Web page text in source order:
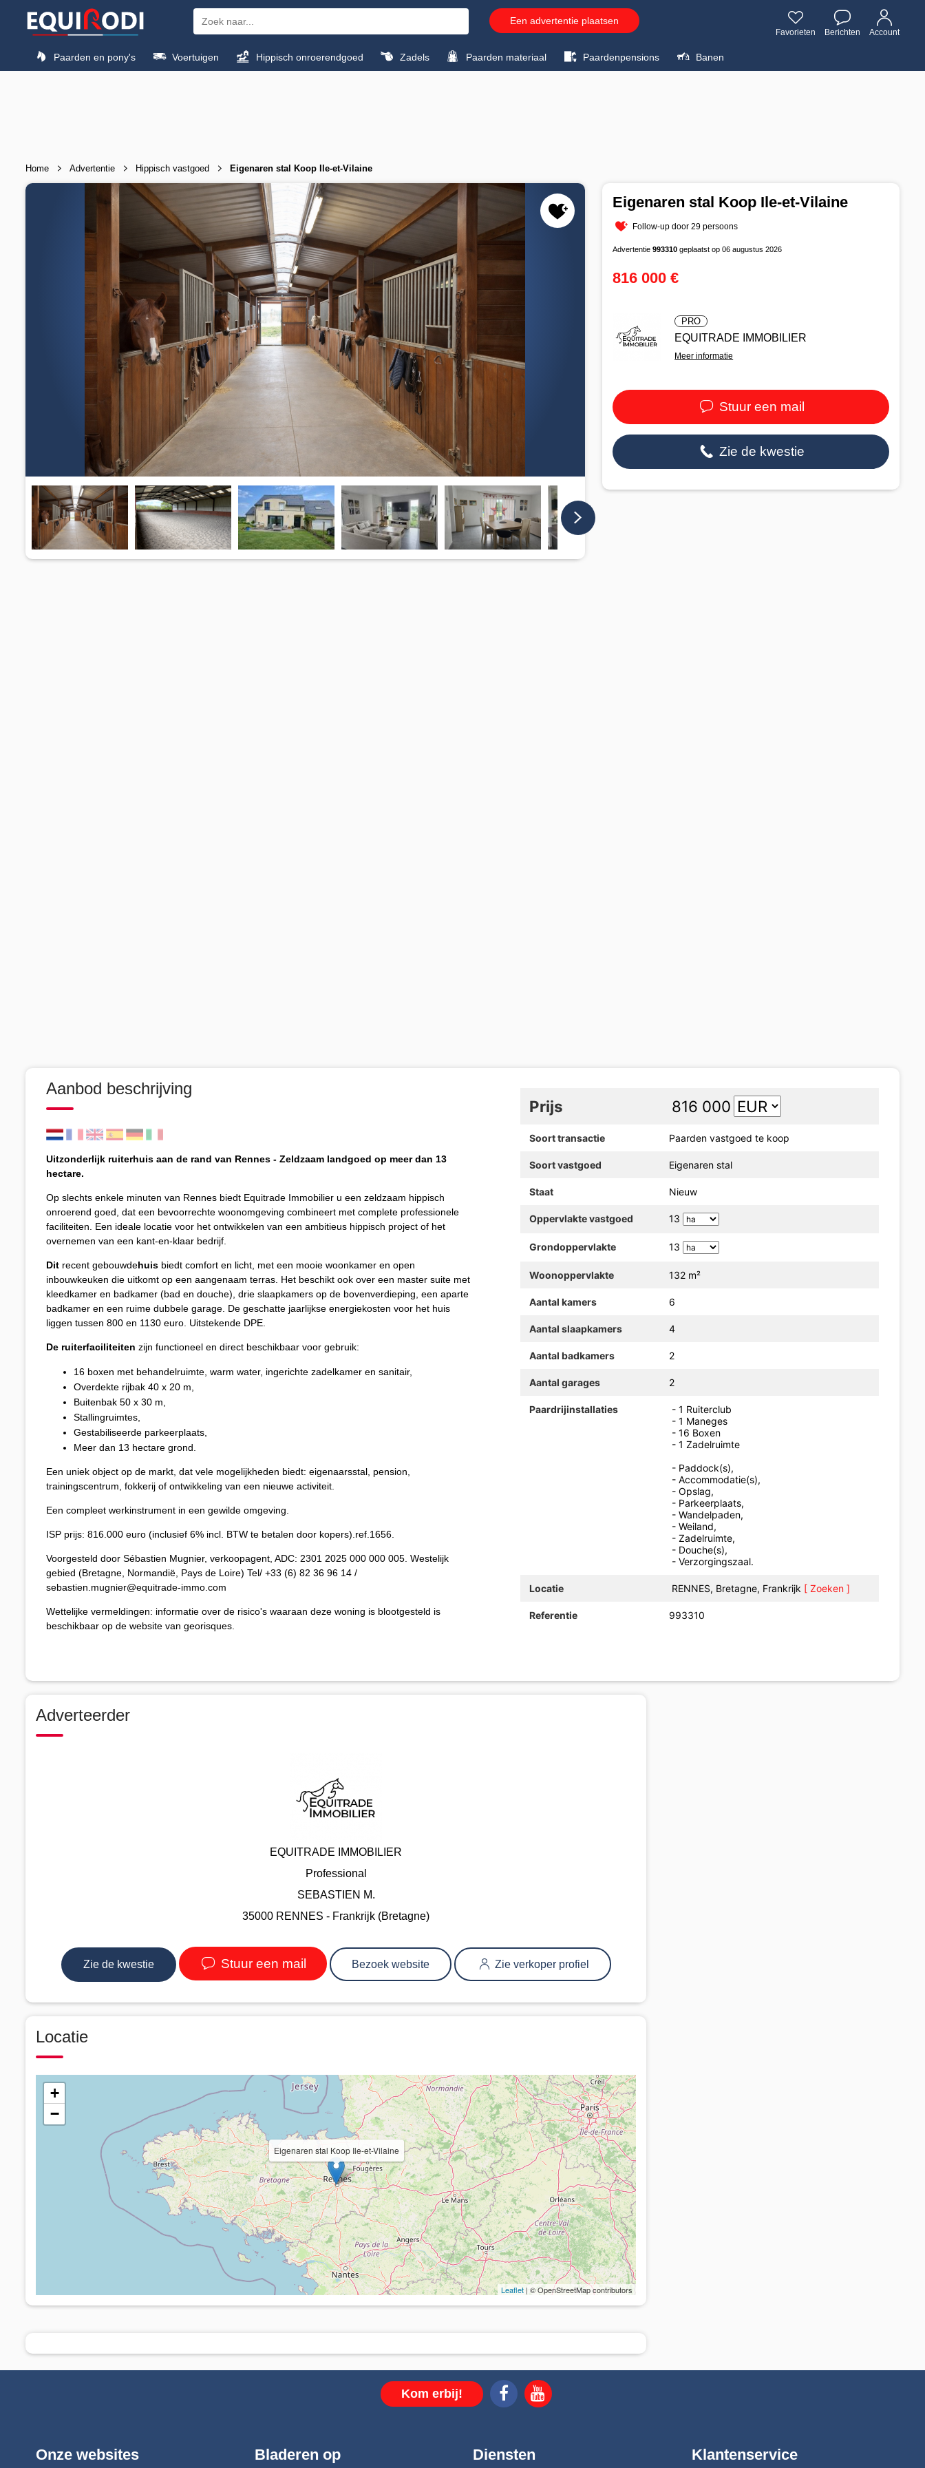
Een advertentie plaatsen
Favorieten Berichten Account
Paarden en pony's Voertuigen Hippisch onroerendgoed Zadels Paarden materiaal Paardenpensions Banen
Home Advertentie Hippisch vastgoed Eigenaren stal Koop Ile-et-Vilaine
Eigenaren stal Koop Ile-et-Vilaine
Follow-up door 29 persoons
Advertentie993310 geplaatst op 06 augustus 2026
816 000 €
PRO
EQUITRADE IMMOBILIER
Meer informatie
Stuur een mail
Zie de kwestie
Aanbod beschrijving
Uitzonderlijk ruiterhuis aan de rand van Rennes - Zeldzaam landgoed op meer dan 13
hectare.
Op slechts enkele minuten van Rennes biedt Equitrade Immobilier u een zeldzaam hippisch
onroerend goed, dat een bevoorrechte woonomgeving combineert met complete professionele
faciliteiten. Een ideale locatie voor het ontwikkelen van een ambitieus hippisch project of het
overnemen van een kant-en-klaar bedrijf.
Dit recent gebouwdehuis biedt comfort en licht, met een mooie woonkamer en open
inbouwkeuken die uitkomt op een aangenaam terras. Het beschikt ook over een master suite met
kleedkamer en badkamer (bad en douche), drie slaapkamers op de bovenverdieping, een aparte
badkamer en een ruime dubbele garage. De geschatte jaarlijkse energiekosten voor het huis
liggen tussen 800 en 1130 euro. Uitstekende DPE.
De ruiterfaciliteiten zijn functioneel en direct beschikbaar voor gebruik:
16 boxen met behandelruimte, warm water, ingerichte zadelkamer en sanitair,
Overdekte rijbak 40 x 20 m,
Buitenbak 50 x 30 m,
Stallingruimtes,
Gestabiliseerde parkeerplaats,
Meer dan 13 hectare grond.
Een uniek object op de markt, dat vele mogelijkheden biedt: eigenaarsstal, pension,
trainingscentrum, fokkerij of ontwikkeling van een nieuwe activiteit.
Een compleet werkinstrument in een gewilde omgeving.
ISP prijs: 816.000 euro (inclusief 6% incl. BTW te betalen door kopers).ref.1656.
Voorgesteld door Sébastien Mugnier, verkoopagent, ADC: 2301 2025 000 000 005. Westelijk
gebied (Bretagne, Normandië, Pays de Loire) Tel/ +33 (6) 82 36 96 14 /
sebastien.mugnier@equitrade-immo.com
Wettelijke vermeldingen: informatie over de risico's waaraan deze woning is blootgesteld is
beschikbaar op de website van georisques.
Prijs 816 000
Soort transactie Paarden vastgoed te koop
Soort vastgoed Eigenaren stal
Staat Nieuw
Oppervlakte vastgoed 13
Grondoppervlakte 13
Woonoppervlakte 132 m²
Aantal kamers 6
Aantal slaapkamers 4
Aantal badkamers 2
Aantal garages 2
Paardrijinstallaties
- 1 Ruiterclub
- 1 Maneges
- 16 Boxen
- 1 Zadelruimte
- Paddock(s),
- Accommodatie(s),
- Opslag,
- Parkeerplaats,
- Wandelpaden,
- Weiland,
- Zadelruimte,
- Douche(s),
- Verzorgingszaal.
Locatie RENNES, Bretagne, Frankrijk [ Zoeken ]
Referentie 993310
Adverteerder
EQUITRADE IMMOBILIER
Professional
SEBASTIEN M.
35000 RENNES - Frankrijk (Bretagne)
Zie de kwestie Stuur een mail Bezoek website Zie verkoper profiel
Locatie
Eigenaren stal Koop Ile-et-Vilaine
+
−
Leaflet | © OpenStreetMap contributors
Kom erbij!
Onze websites Bladeren op Diensten Klantenservice